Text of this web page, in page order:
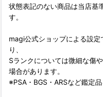
状態表記のない商品は当店基
す。
magi公式ショップによる設
り、
Sランクについては微細な傷
場合があります。
※PSA・BGS・ARSなど鑑定品